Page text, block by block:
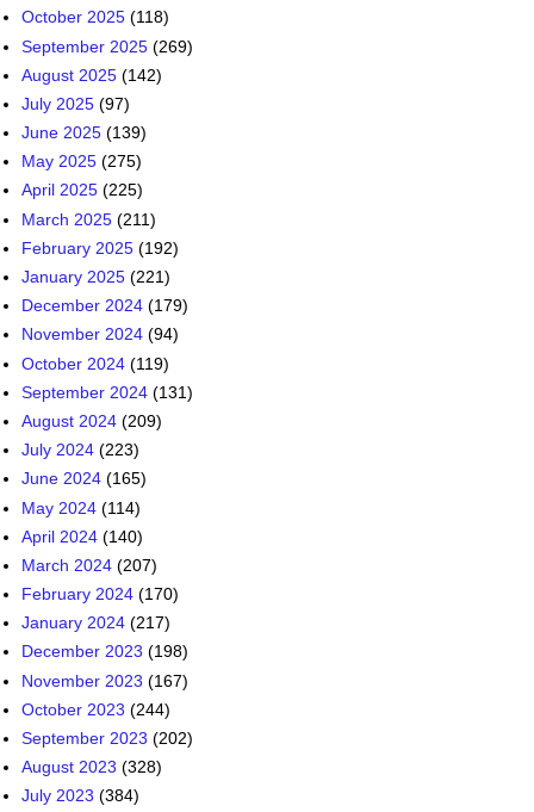
October 2025 (118)
September 2025 (269)
August 2025 (142)
July 2025 (97)
June 2025 (139)
May 2025 (275)
April 2025 (225)
March 2025 (211)
February 2025 (192)
January 2025 (221)
December 2024 (179)
November 2024 (94)
October 2024 (119)
September 2024 (131)
August 2024 (209)
July 2024 (223)
June 2024 (165)
May 2024 (114)
April 2024 (140)
March 2024 (207)
February 2024 (170)
January 2024 (217)
December 2023 (198)
November 2023 (167)
October 2023 (244)
September 2023 (202)
August 2023 (328)
July 2023 (384)